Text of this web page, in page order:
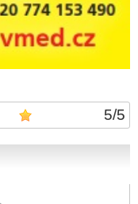
5/5